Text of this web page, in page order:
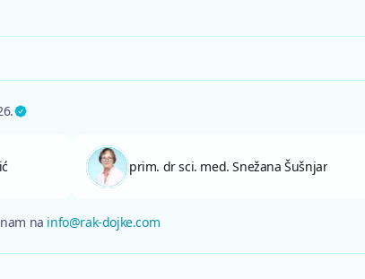
.
prim. dr sci. med. Snežana Šušnjar
na info@rak-dojke.com